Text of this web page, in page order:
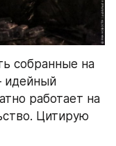
собранные на
идейный
работает на
Цитирую